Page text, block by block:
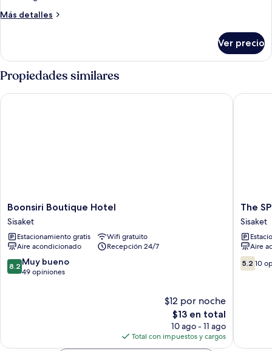
Family
Más detalles
Más
Suite
Room
Ver precio
Propiedades similares
Boonsiri
Boutique
Hotel
Sisaket
Boonsiri Boutique Hotel
Sisaket
Estacionamiento gratis
Wifi gratuito
Aire acondicionado
Recepción 24/7
8.2
de
8.2 Muy bueno
49 opiniones
$12 por noche
El
precio
actual
es
$13 en total
10 ago - 11 ago
Total con impuestos y cargos
Boonsiri Boutique Hotel
The
SP
Hotel
Sisaket
The
Sisaket
Aire
5.2
de
5.2 10
The SP